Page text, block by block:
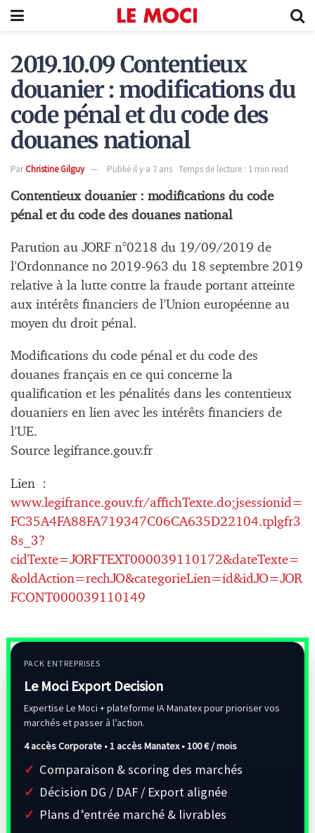
2019.10.09 Contentieux
douanier : modifications du
code pénal et du code des
douanes national
ParChristine Gilguy Publié il y a 7 ans Temps de lecture : 1 min read
Contentieux douanier : modifications du code
pénal et du code des douanes national
Parution au JORF n°0218 du 19/09/2019 de
l’Ordonnance no 2019-963 du 18 septembre 2019
relative à la lutte contre la fraude portant atteinte
aux intérêts financiers de l’Union européenne au
moyen du droit pénal.
Modifications du code pénal et du code des
douanes français en ce qui concerne la
qualification et les pénalités dans les contentieux
douaniers en lien avec les intérêts financiers de
l’UE.
Source legifrance.gouv.fr
Lien :
www.legifrance.gouv.fr/affichTexte.do;jsessionid=
FC35A4FA88FA719347C06CA635D22104.tplgfr3
8s_3?
cidTexte=JORFTEXT000039110172&dateTexte=
&oldAction=rechJO&categorieLien=id&idJO=JOR
FCONT000039110149
PACK ENTREPRISES
Le Moci Export Decision
Expertise Le Moci + plateforme IA Manatex pour prioriser vos
marchés et passer à l’action.
4 accès Corporate • 1 accès Manatex •100 € / mois
Comparaison & scoring des marchés
Décision DG / DAF / Export alignée
Plans d’entrée marché & livrables